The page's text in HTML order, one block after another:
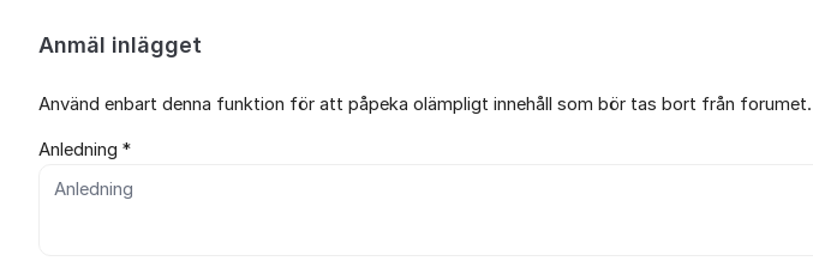
Anmäl inlägget
Använd enbart denna funktion för att påpeka olämpligt innehåll som bör tas bort från
Anledning *